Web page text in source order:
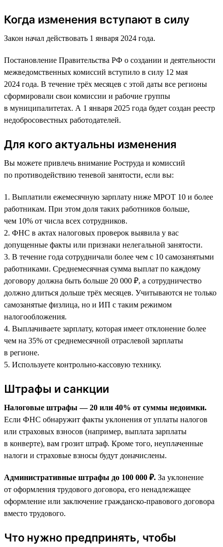
Когда изменения вступают в силу
Закон начал действовать 1 января 2024 года.
Постановление Правительства РФ о создании и деятельности
межведомственных комиссий вступило в силу 12 мая
2024 года. В течение трёх месяцев с этой даты все регионы
сформировали свои комиссии и рабочие группы
в муниципалитетах. А 1 января 2025 года будет создан реестр
недобросовестных работодателей.
Для кого актуальны изменения
Вы можете привлечь внимание Роструда и комиссий
по противодействию теневой занятости, если вы:
1. Выплатили ежемесячную зарплату ниже МРОТ 10 и более
работникам. При этом доля таких работников больше,
чем 10% от числа всех сотрудников.
2. ФНС в актах налоговых проверок выявила у вас
допущенные факты или признаки нелегальной занятости.
3. В течение года сотрудничали более чем с 10 самозанятыми
работниками. Среднемесячная сумма выплат по каждому
договору должна быть больше 20 000 ₽, а сотрудничество
должно длиться дольше трёх месяцев. Учитываются не только
самозанятые физлица, но и ИП с таким режимом
налогообложения.
4. Выплачиваете зарплату, которая имеет отклонение более
чем на 35% от среднемесячной отраслевой зарплаты
в регионе.
5. Используете контрольно-кассовую технику.
Штрафы и санкции
Налоговые штрафы — 20 или 40% от суммы недоимки.
Если ФНС обнаружит факты уклонения от уплаты налогов
или страховых взносов (например, выплата зарплаты
в конверте), вам грозит штраф. Кроме того, неуплаченные
налоги и страховые взносы будут доначислены.
Административные штрафы до 100 000 ₽. За уклонение
от оформления трудового договора, его ненадлежащее
оформление или заключение гражданско-правового договора
вместо трудового.
Что нужно предпринять, чтобы